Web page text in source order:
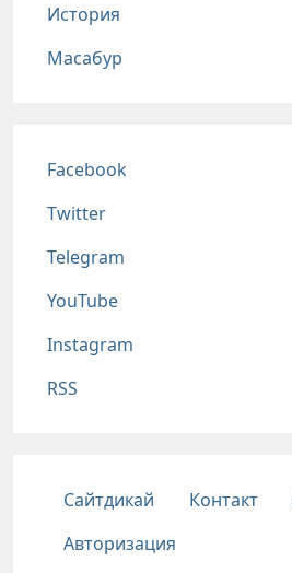
История
Масабур
Соц сети
Facebook
Twitter
Telegram
YouTube
Instagram
RSS
Подвал
Сайтдикай Контакт
Авторизация